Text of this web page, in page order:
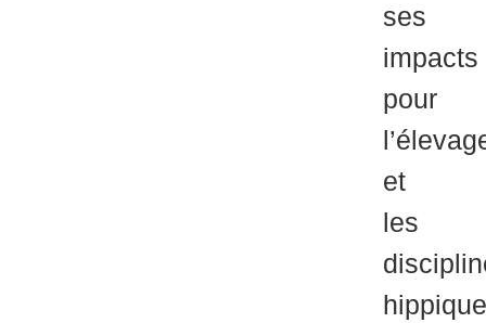
ses
impacts
pour
et
les